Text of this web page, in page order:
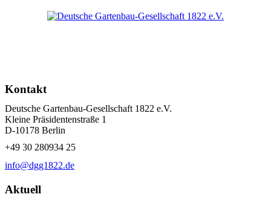
Kontakt
Deutsche Gartenbau-Gesellschaft 1822 e.V.
Kleine Präsidentenstraße 1
D-10178 Berlin
+49 30 280934 25
info@dgg1822.de
Aktuell